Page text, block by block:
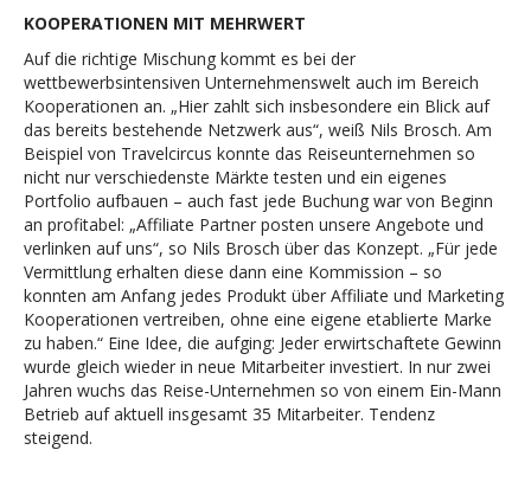
KOOPERATIONEN MIT MEHRWERT
Auf die richtige Mischung kommt es bei der
wettbewerbsintensiven Unternehmenswelt auch im Bereich
Kooperationen an. „Hier zahlt sich insbesondere ein Blick auf
das bereits bestehende Netzwerk aus“, weiß Nils Brosch. Am
Beispiel von Travelcircus konnte das Reiseunternehmen so
nicht nur verschiedenste Märkte testen und ein eigenes
Portfolio aufbauen – auch fast jede Buchung war von Beginn
an profitabel: „Affiliate Partner posten unsere Angebote und
verlinken auf uns“, so Nils Brosch über das Konzept. „Für jede
Vermittlung erhalten diese dann eine Kommission – so
konnten am Anfang jedes Produkt über Affiliate und Marketing
Kooperationen vertreiben, ohne eine eigene etablierte Marke
zu haben.“ Eine Idee, die aufging: Jeder erwirtschaftete Gewinn
wurde gleich wieder in neue Mitarbeiter investiert. In nur zwei
Jahren wuchs das Reise-Unternehmen so von einem Ein-Mann
Betrieb auf aktuell insgesamt 35 Mitarbeiter. Tendenz
steigend.